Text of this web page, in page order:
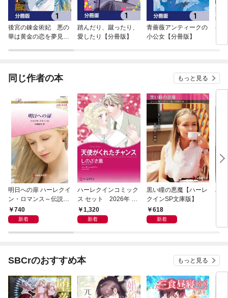
後宮の錬金術妃 悪の
華は黄金の恋を夢見る
踏んだり、蹴ったり、
愛したり【分冊版】
青薔薇アンティークの
小公女【分冊版】
(仮)
同じ作者の本 もっと見る
明日への扉 ハーレクイ
ン・ロマンス～伝説の
名作選～【ハーレクイ
ン・ロマンス版】
740
新着
ハーレクインコミック
ス セット 2026年 vo
l.1017
1,320
新着
黒い瞳の悪魔【ハーレ
クインSP文庫版】
618
新着
ハ
SBCrのおすすめ本 もっと見る